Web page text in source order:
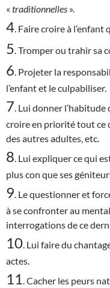
« traditionnelles ».
4 . Faire croire à
5 . Tromper ou trahir sa
6 . Projeter la
l’enfant et le culpabiliser.
7 . Lui donner
croire en priorité tout ce
des autres adultes, etc.
8 . Lui expliquer ce qui
plus con que ses
9 . Le questionner et
à se confronter au
interrogations de ce
10 . Lui faire du
actes.
11 . Cacher les peurs